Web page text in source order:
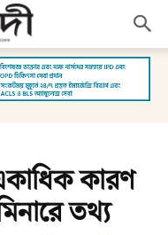
কারণ
তথ্য